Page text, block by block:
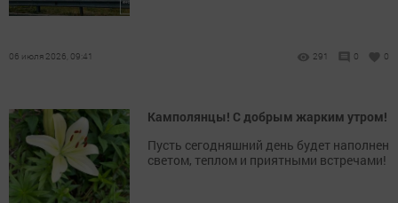
06 июля 2026, 09:41 291 0 0
Камполянцы! С добрым жарким утром!
Пусть сегодняшний день будет наполнен
светом, теплом и приятными встречами!